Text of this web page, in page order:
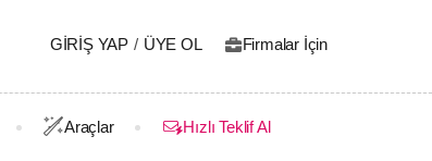
GIRIŞ YAP / ÜYE OL Firmalar İçin
Araçlar Hızlı Teklif Al